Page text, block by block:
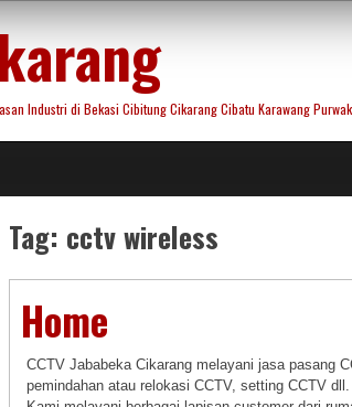
Industri di Bekasi Cibitung Cikarang Cibatu Karawang
Tag: cctv wireless
Home
CCTV Jababeka Cikarang melayani jasa pasang
pemindahan atau relokasi CCTV, setting CCTV dll.